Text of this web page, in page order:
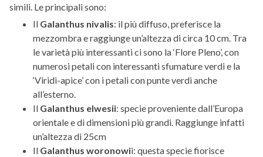
simili. Le principali sono:
Il Galanthus nivalis: il più diffuso, preferisce la
mezzombra e raggiunge un’altezza di circa 10 cm. Tra
le varietà più interessanti ci sono la ‘Flore Pleno’, con
numerosi petali con interessanti sfumature verdi e la
‘Viridi-apice’ con i petali con punte verdi anche
all’esterno.
Il Galanthus elwesii: specie proveniente dall’Europa
orientale e di dimensioni più grandi. Raggiunge infatti
un’altezza di 25cm
Il Galanthus woronowii: questa specie fiorisce